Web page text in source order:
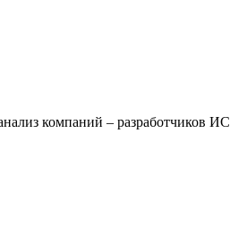
компаний – разработчиков ИС